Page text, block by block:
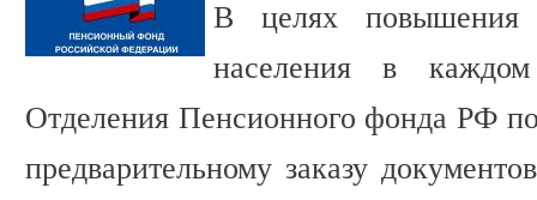
В целях повышения
населения в
Отделения Пенсионного фонда РФ
предварительному заказу